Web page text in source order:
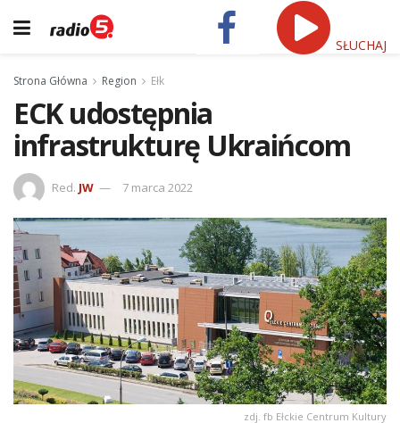
SŁUCHAJ
Strona Główna Region Ełk
ECK udostępnia
infrastrukturę Ukraińcom
Red. JW 7 marca 2022
zdj. fb Ełckie Centrum Kultury